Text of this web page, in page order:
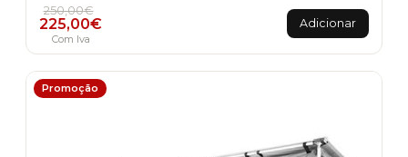
250,00€
O preço original era: 250,00€.
225,00€
O preço atual é: 225,00€.
Com Iva
Adicionar
Promoção